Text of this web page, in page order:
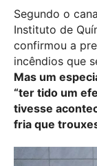
Segundo o
Instituto de
confirmou a
incêndios que
Mas um
“ter tido um
tivesse
fria que